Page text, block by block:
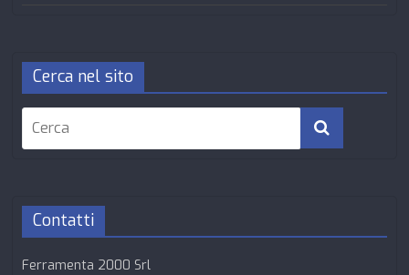
Cerca nel sito
Contatti
Ferramenta 2000 Srl